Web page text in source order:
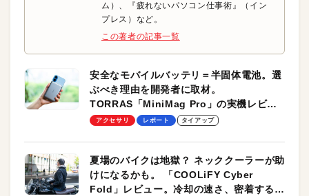
ム）、『疲れないパソコン仕事術』（イン
プレス）など。
この著者の記事一覧
安全なモバイルバッテリ＝半固体電池。選
ぶべき理由を開発者に取材。
TORRAS「MiniMag Pro」の実機レビュ
ーも
アクセサリ レポート タイアップ
夏場のバイクは地獄？ ネッククーラーが助
けになるかも。 「COOLiFY Cyber
Fold」レビュー。冷却の速さ、密着する冷